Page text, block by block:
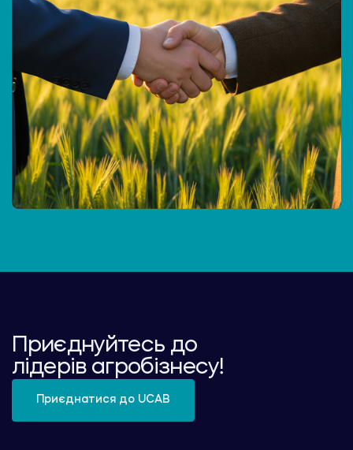
Приєднуйтесь до
лідерів агробізнесу!
Приєднатися до UCAB